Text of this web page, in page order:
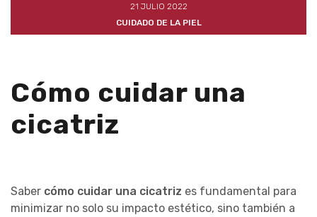
21 JULIO 2022
CUIDADO DE LA PIEL
Cómo cuidar una
cicatriz
Saber cómo cuidar una cicatriz es fundamental para
minimizar no solo su impacto estético, sino también a